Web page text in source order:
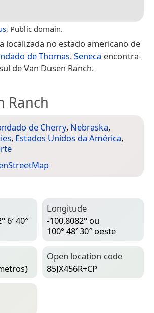
, Public domain.
localizada no estado americano de
de Thomas.Seneca encontra-
de Van Dusen Ranch.
Ranch
de Cherry, Nebraska,
, Estados Unidos da América,
6′ 40″
Longitude
-100,8082° ou
100° 48′ 30″ oeste
Open location code
85JX456R+CP